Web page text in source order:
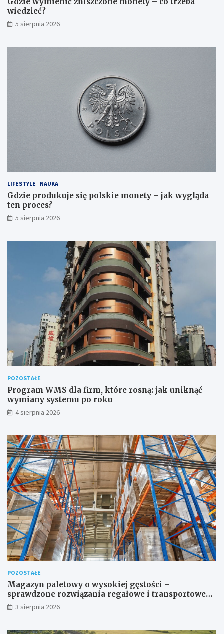
wiedzieć?
5 sierpnia 2026
LIFESTYLE NAUKA
Gdzie produkuje się polskie monety – jak wygląda
ten proces?
5 sierpnia 2026
POZOSTAŁE
Program WMS dla firm, które rosną: jak uniknąć
wymiany systemu po roku
4 sierpnia 2026
POZOSTAŁE
Magazyn paletowy o wysokiej gęstości –
sprawdzone rozwiązania regałowe i transportowe
dla wymagających przestrzeni
3 sierpnia 2026